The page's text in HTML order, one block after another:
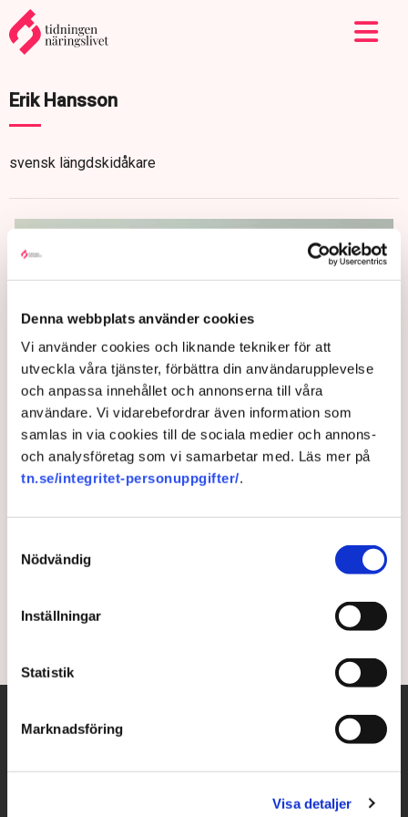
Denna webbplats använder cookies
Vi använder cookies och liknande tekniker för att
utveckla våra tjänster, förbättra din användarupplevelse
och anpassa innehållet och annonserna till våra
användare. Vi vidarebefordrar även information som
samlas in via cookies till de sociala medier och annons-
och analysföretag som vi samarbetar med. Läs mer på
tn.se/integritet-personuppgifter/.
Nödvändig
Inställningar
Statistik
Marknadsföring
Visa detaljer
Erik Hansson
svensk längdskidåkare
Familjekär hjälpreda årets
trädgårdskryp
oförtjänt dåligt rykte. Sällan har ett kryp varit i sånt
behov av lite extra uppmuntran som tvestjärten –